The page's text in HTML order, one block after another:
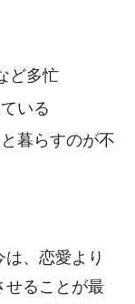
ど多忙
いる
暮らすのが不
、恋愛より
せることが最